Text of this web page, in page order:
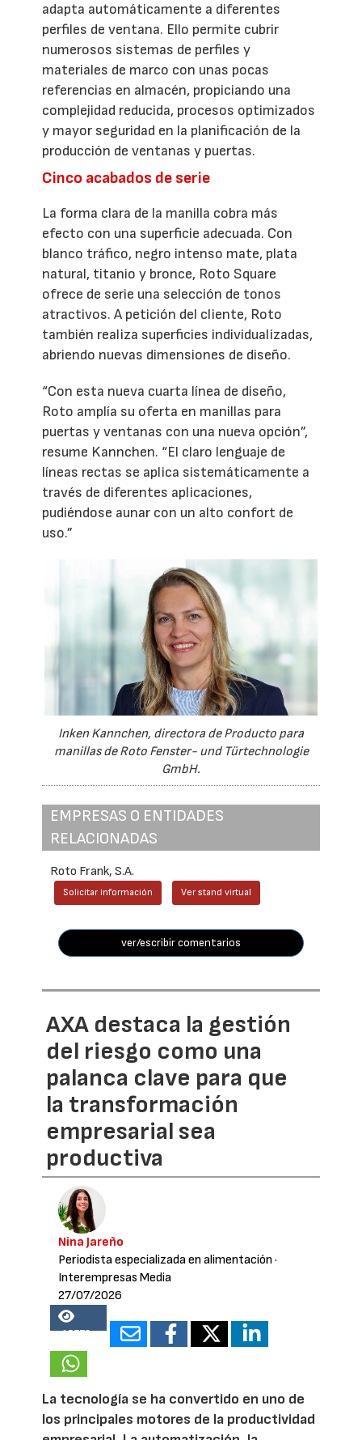
adapta automáticamente a diferentes
perfiles de ventana. Ello permite cubrir
numerosos sistemas de perfiles y
materiales de marco con unas pocas
referencias en almacén, propiciando una
complejidad reducida, procesos optimizados
y mayor seguridad en la planificación de la
producción de ventanas y puertas.
Cinco acabados de serie
La forma clara de la manilla cobra más
efecto con una superficie adecuada. Con
blanco tráfico, negro intenso mate, plata
natural, titanio y bronce, Roto Square
ofrece de serie una selección de tonos
atractivos. A petición del cliente, Roto
también realiza superficies individualizadas,
abriendo nuevas dimensiones de diseño.
“Con esta nueva cuarta línea de diseño,
Roto amplía su oferta en manillas para
puertas y ventanas con una nueva opción”,
resume Kannchen. “El claro lenguaje de
líneas rectas se aplica sistemáticamente a
través de diferentes aplicaciones,
pudiéndose aunar con un alto confort de
uso.”
Inken Kannchen, directora de Producto para
manillas de Roto Fenster- und Türtechnologie
GmbH.
EMPRESAS O ENTIDADES
RELACIONADAS
Roto Frank, S.A.
Solicitar información Ver stand virtual
ver/escribir comentarios
AXA destaca la gestión
del riesgo como una
palanca clave para que
la transformación
empresarial sea
productiva
Nina Jareño
Periodista especializada en alimentación ·
Interempresas Media
27/07/2026
15778
La tecnología se ha convertido en uno de
los principales motores de la productividad